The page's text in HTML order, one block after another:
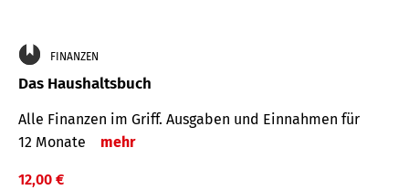
FINANZEN
Das Haushaltsbuch
Alle Finanzen im Griff. Aus­gaben und Ein­nahmen für
12 Monate
mehr
12,00 €